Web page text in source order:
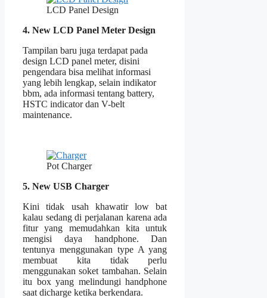
LCD Panel Design
4. New LCD Panel Meter Design
Tampilan baru juga terdapat pada
design LCD panel meter, disini
pengendara bisa melihat informasi
yang lebih lengkap, selain indikator
bbm, ada informasi tentang battery,
HSTC indicator dan V-belt
maintenance.
Pot Charger
5. New USB Charger
Kini tidak usah khawatir low bat
kalau sedang di perjalanan karena ada
fitur yang memudahkan kita untuk
mengisi daya handphone. Dan
tentunya menggunakan type A yang
membuat kita tidak perlu
menggunakan soket tambahan. Selain
itu box yang melindungi handphone
saat dicharge ketika berkendara.